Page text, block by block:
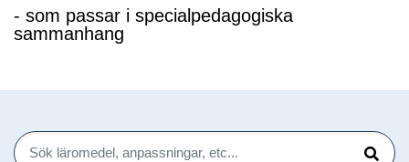
- som passar i specialpedagogiska
sammanhang
Sök
Sök